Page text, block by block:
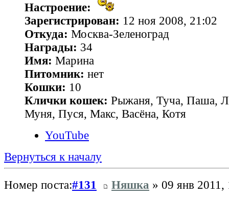
Настроение:
Зарегистрирован: 12 ноя 2008, 21:02
Откуда: Москва-Зеленоград
Награды: 34
Имя: Марина
Питомник: нет
Кошки: 10
Клички кошек: Рыжаня, Туча, Паша,
Муня, Пуся, Макс, Васёна, Котя
YouTube
Вернуться к началу
Номер поста:#131 Няшка » 09 янв 2011,